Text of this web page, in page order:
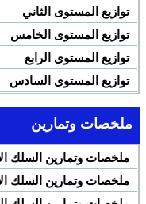
توازيع المستوى الثاني
توازيع المستوى الخامس
توازيع المستوى الرابع
توازيع المستوى السادس
ملخصات وتمارين
ملخصات وتمارين السلك
ملخصات وتمارين السلك